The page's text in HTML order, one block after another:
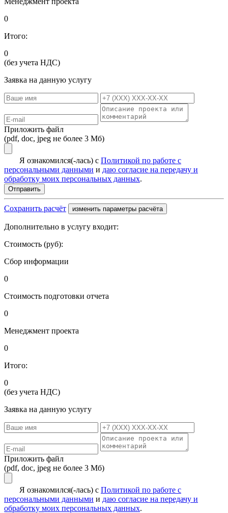
0
Итого:
0
(без учета НДС)
Заявка на данную услугу
Приложить файл
(pdf, doc, jpeg не более 3 Мб)
Я ознакомился(-лась) с Политикой по работе с
персональными данными и даю согласие на передачу и
обработку моих персональных данных.
Сохранить расчёт изменить параметры расчёта
Дополнительно в услугу входит:
Стоимость (руб):
Сбор информации
0
Стоимость подготовки отчета
0
Менеджмент проекта
0
Итого:
0
(без учета НДС)
Заявка на данную услугу
Приложить файл
(pdf, doc, jpeg не более 3 Мб)
Я ознакомился(-лась) с Политикой по работе с
персональными данными и даю согласие на передачу и
обработку моих персональных данных.